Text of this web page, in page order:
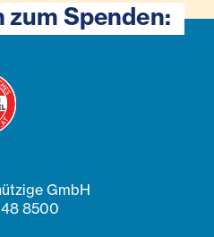
Spenden:
GmbH
8500